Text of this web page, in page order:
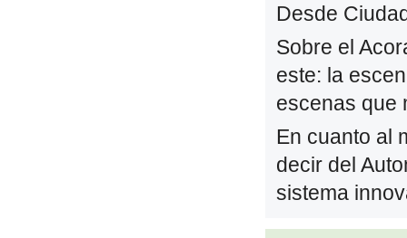
Desde
Sobre el
este: la
escenas que
En cuanto al
decir del
sistema